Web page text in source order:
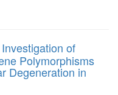
of
Polymorphisms
Degeneration in